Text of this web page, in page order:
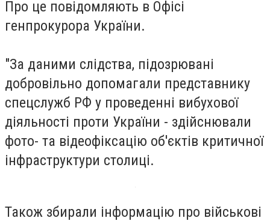
Про це повідомляють в Офісі
генпрокурора України.
"За даними слідства, підозрювані
добровільно допомагали представнику
спецслужб РФ у проведенні вибухової
діяльності проти України - здійснювали
фото- та відеофіксацію об'єктів критичної
інфраструктури столиці.
Також збирали інформацію про військові